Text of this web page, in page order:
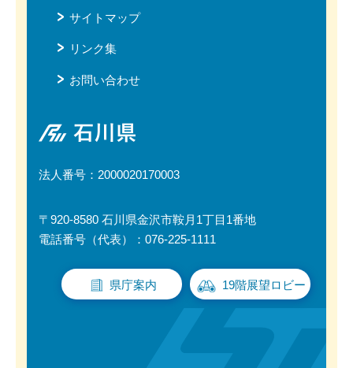
サイトマップ
リンク集
お問い合わせ
石川県
法人番号：2000020170003
〒920-8580 石川県金沢市鞍月1丁目1番地
電話番号（代表）：076-225-1111
県庁案内 19階展望ロビー